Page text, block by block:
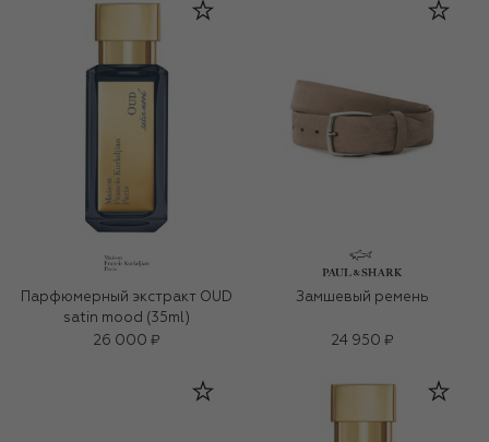
Парфюмерный экстракт OUD
satin mood (35ml)
26 000 ₽
Замшевый ремень
24 950 ₽